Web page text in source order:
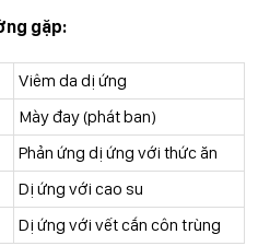
gặp:
Viêm da dị ứng
Mày đay (phát ban)
Phản ứng dị ứng với thức ăn
Dị ứng với cao su
Dị ứng với vết cắn côn trùng